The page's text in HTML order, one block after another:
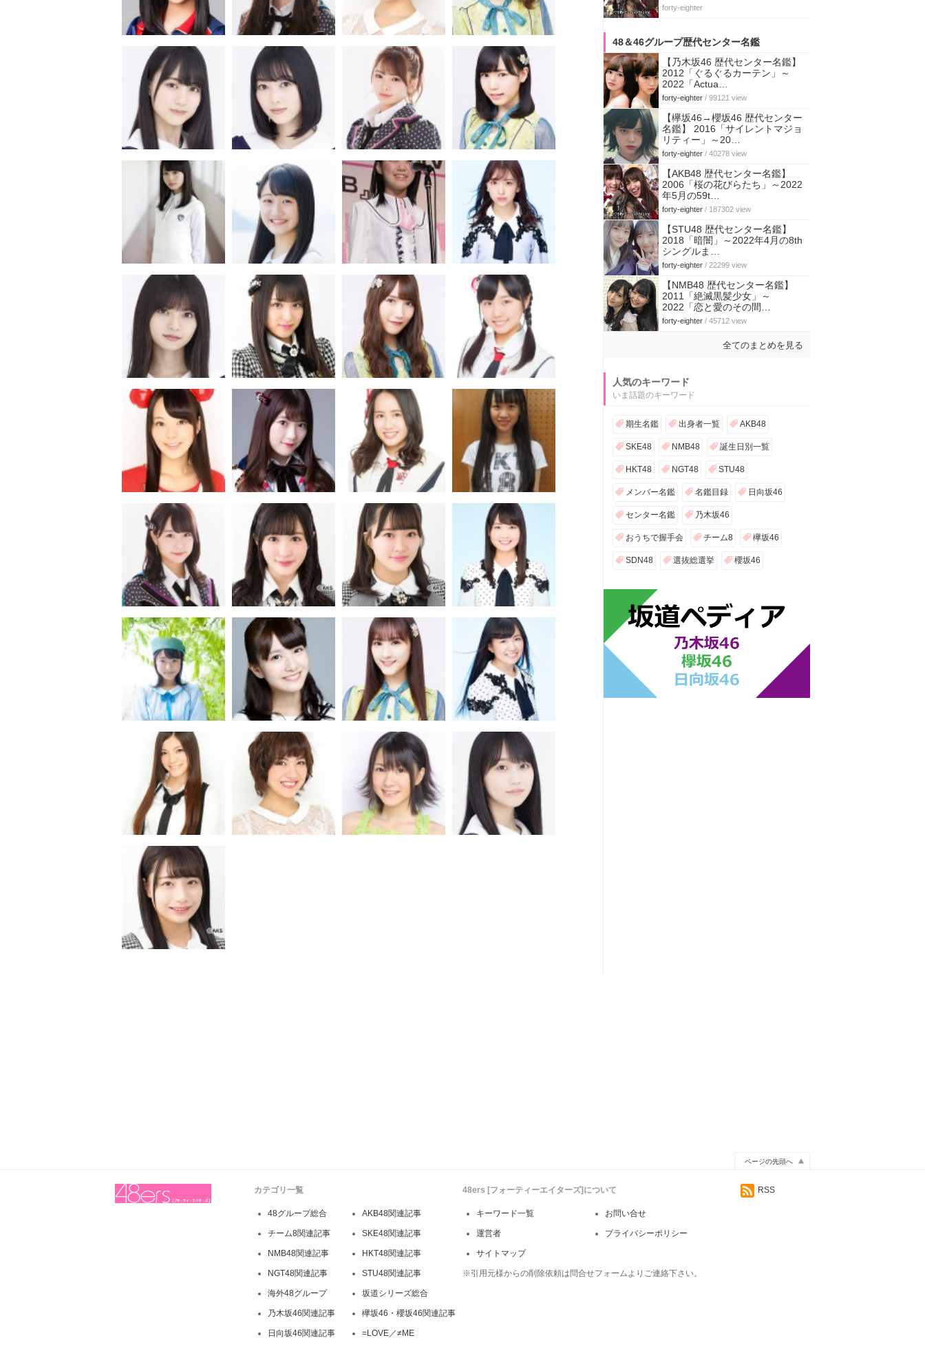
forty-eighter
48＆46グループ歴代センター名鑑
【乃木坂46 歴代センター名鑑】
2012「ぐるぐるカーテン」～
2022「Actua…
forty-eighter / 99121 view
【欅坂46→櫻坂46 歴代センター
名鑑】 2016「サイレントマジョ
リティー」～20…
forty-eighter / 40278 view
【AKB48 歴代センター名鑑】
2006「桜の花びらたち」～2022
年5月の59t…
forty-eighter / 187302 view
【STU48 歴代センター名鑑】
2018「暗闇」～2022年4月の8th
シングルま…
forty-eighter / 22299 view
【NMB48 歴代センター名鑑】
2011「絶滅黒髪少女」～
2022「恋と愛のその間…
forty-eighter / 45712 view
全てのまとめを見る
人気のキーワード
いま話題のキーワード
期生名鑑 出身者一覧 AKB48
SKE48 NMB48 誕生日別一覧
HKT48 NGT48 STU48
メンバー名鑑 名鑑目録 日向坂46
センター名鑑 乃木坂46
おうちで握手会 チーム8 欅坂46
SDN48 選抜総選挙 櫻坂46
ページの先頭へ
カテゴリ一覧
48グループ総合 AKB48関連記事
チーム8関連記事 SKE48関連記事
NMB48関連記事 HKT48関連記事
NGT48関連記事 STU48関連記事
海外48グループ 坂道シリーズ総合
乃木坂46関連記事 欅坂46・櫻坂46関連記事
日向坂46関連記事 =LOVE／≠ME
48ers [フォーティーエイターズ]について
キーワード一覧 お問い合せ
運営者 プライバシーポリシー
サイトマップ
※引用元様からの削除依頼は問合せフォームよりご連絡下さい。
RSS